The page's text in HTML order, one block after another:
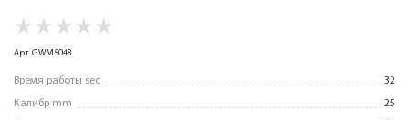
★ ★ ★ ★ ★
Арт. GWM5048
Время работы sec 32
Калибр mm 25